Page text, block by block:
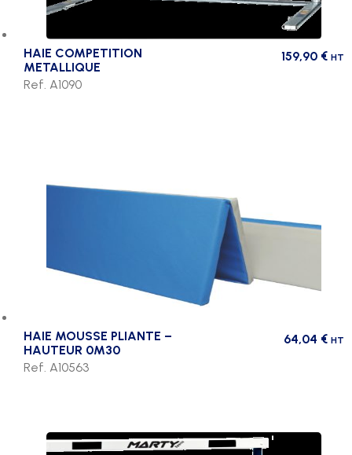
HAIE COMPETITION
METALLIQUE
159,90 € HT
Ref. A1090
HAIE MOUSSE PLIANTE –
HAUTEUR 0M30
64,04 € HT
Ref. A10563